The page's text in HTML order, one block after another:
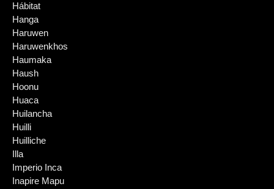
Hábitat
Hanga
Haruwen
Haruwenkhos
Haumaka
Haush
Hoonu
Huaca
Huilancha
Huilli
Huilliche
Illa
Imperio Inca
Inapire Mapu